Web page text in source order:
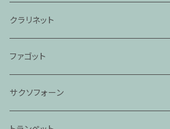
クラリネット
ファゴット
サクソフォーン